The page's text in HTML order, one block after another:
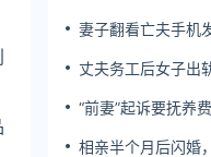
妻子翻看亡夫手机
丈夫务工后女子出
“前妻”起诉要抚养
相亲半个月后闪婚